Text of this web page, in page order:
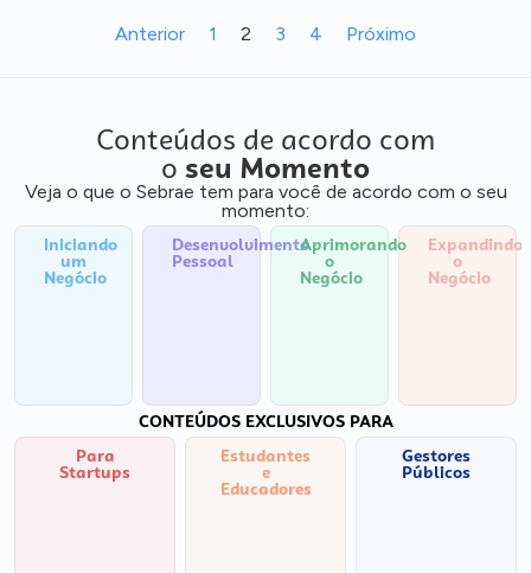
Anterior 1 2 3 4 Próximo
Conteúdos de acordo com
o seu Momento
Veja o que o Sebrae tem para você de acordo com o seu
momento:
Iniciando
um
Negócio
Desenvolvimento
Pessoal
Aprimorando
o
Negócio
Expandindo
o
Negócio
CONTEÚDOS EXCLUSIVOS PARA
Para
Startups
Estudantes
e
Educadores
Gestores
Públicos